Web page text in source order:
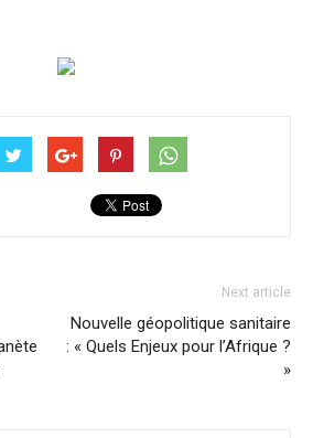
Next article
Nouvelle géopolitique sanitaire
: « Quels Enjeux pour l’Afrique ?
»